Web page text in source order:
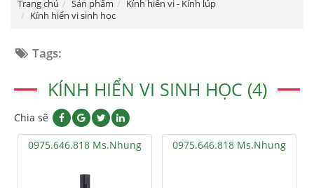
Trang chủ Sản phẩm
Kính hiển vi - Kính lúp
Kính hiển vi sinh học
Tags:
KÍNH HIỂN VI SINH HỌC (4)
Chia sẽ
0975.646.818 Ms.Nhung 0975.646.818 Ms.Nhung